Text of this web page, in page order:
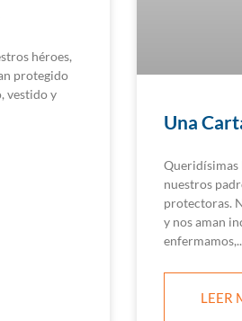
héroes,
protegido
vestido y
Una
Queridísimas
nuestros
protectoras.
y nos aman
enfermamos,
LEER